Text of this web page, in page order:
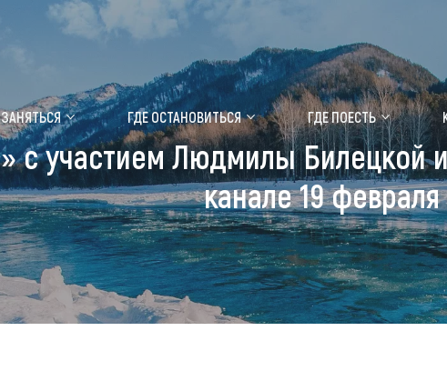
Цветение маральника
Где побывать
Объекты природы
Объекты истории и культуры
Объекты развлечений
Топ туристических мест
Чем
Календарь
Аудиогид
Мой
ГДЕ ОСТАНОВИТЬСЯ ГДЕ ПОЕСТЬ
с участием Людмилы Билецкой
канале 19 февраля